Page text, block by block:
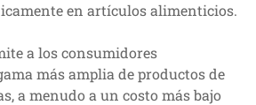
en artículos alimenticios.
a los consumidores
más amplia de productos de
a menudo a un costo más bajo